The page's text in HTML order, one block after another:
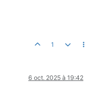
1
6 oct. 2025 à 19:42